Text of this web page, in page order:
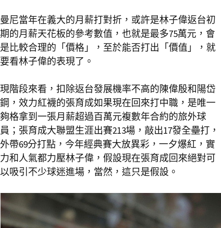
曼尼當年在義大的月薪打對折，或許是林子偉返台初
期的月薪天花板的參考數值，也就是最多75萬元，會
是比較合理的「價格」，至於能否打出「價值」，就
要看林子偉的表現了。
現階段來看，扣除返台發展機率不高的陳偉殷和陽岱
鋼，效力紅襪的張育成如果現在回來打中職，是唯一
夠格拿到一張月薪超過百萬元複數年合約的旅外球
員；張育成大聯盟生涯出賽213場，敲出17發全壘打，
外帶69分打點，今年經典賽大放異彩，一夕爆紅，實
力和人氣都力壓林子偉，假設現在張育成回來絕對可
以吸引不少球迷進場，當然，這只是假設。